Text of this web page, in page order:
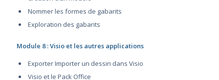
Nommer les formes de gabarits
Exploration des gabarits
Module 8 : Visio et les autres applications
Exporter Importer un dessin dans Visio
Visio et le Pack Office